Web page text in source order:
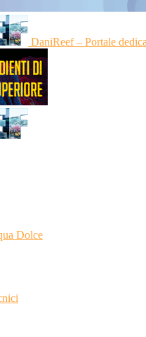
DaniReef – Portale
Dolce